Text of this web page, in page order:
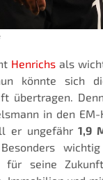
Henrichs als
könnte sich
übertragen.
in den
er ungefähr1,9
Besonders
für seine